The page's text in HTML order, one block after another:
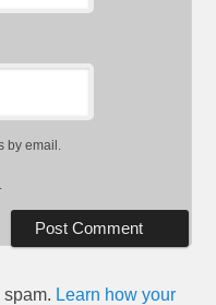
by email.
Learn how your